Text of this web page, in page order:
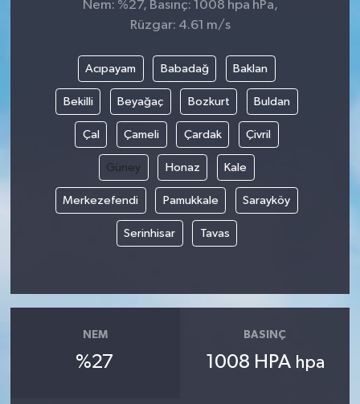
Nem: %27, Basınç: 1008 hpa hPa,
Rüzgar: 4.61 m/s
Acıpayam Babadağ Baklan
Bekilli Beyağaç Bozkurt Buldan
Çal Çameli Çardak Çivril
Güney Honaz Kale
Merkezefendi Pamukkale Sarayköy
Serinhisar Tavas
NEM
%27
BASINÇ
1008 HPA hpa